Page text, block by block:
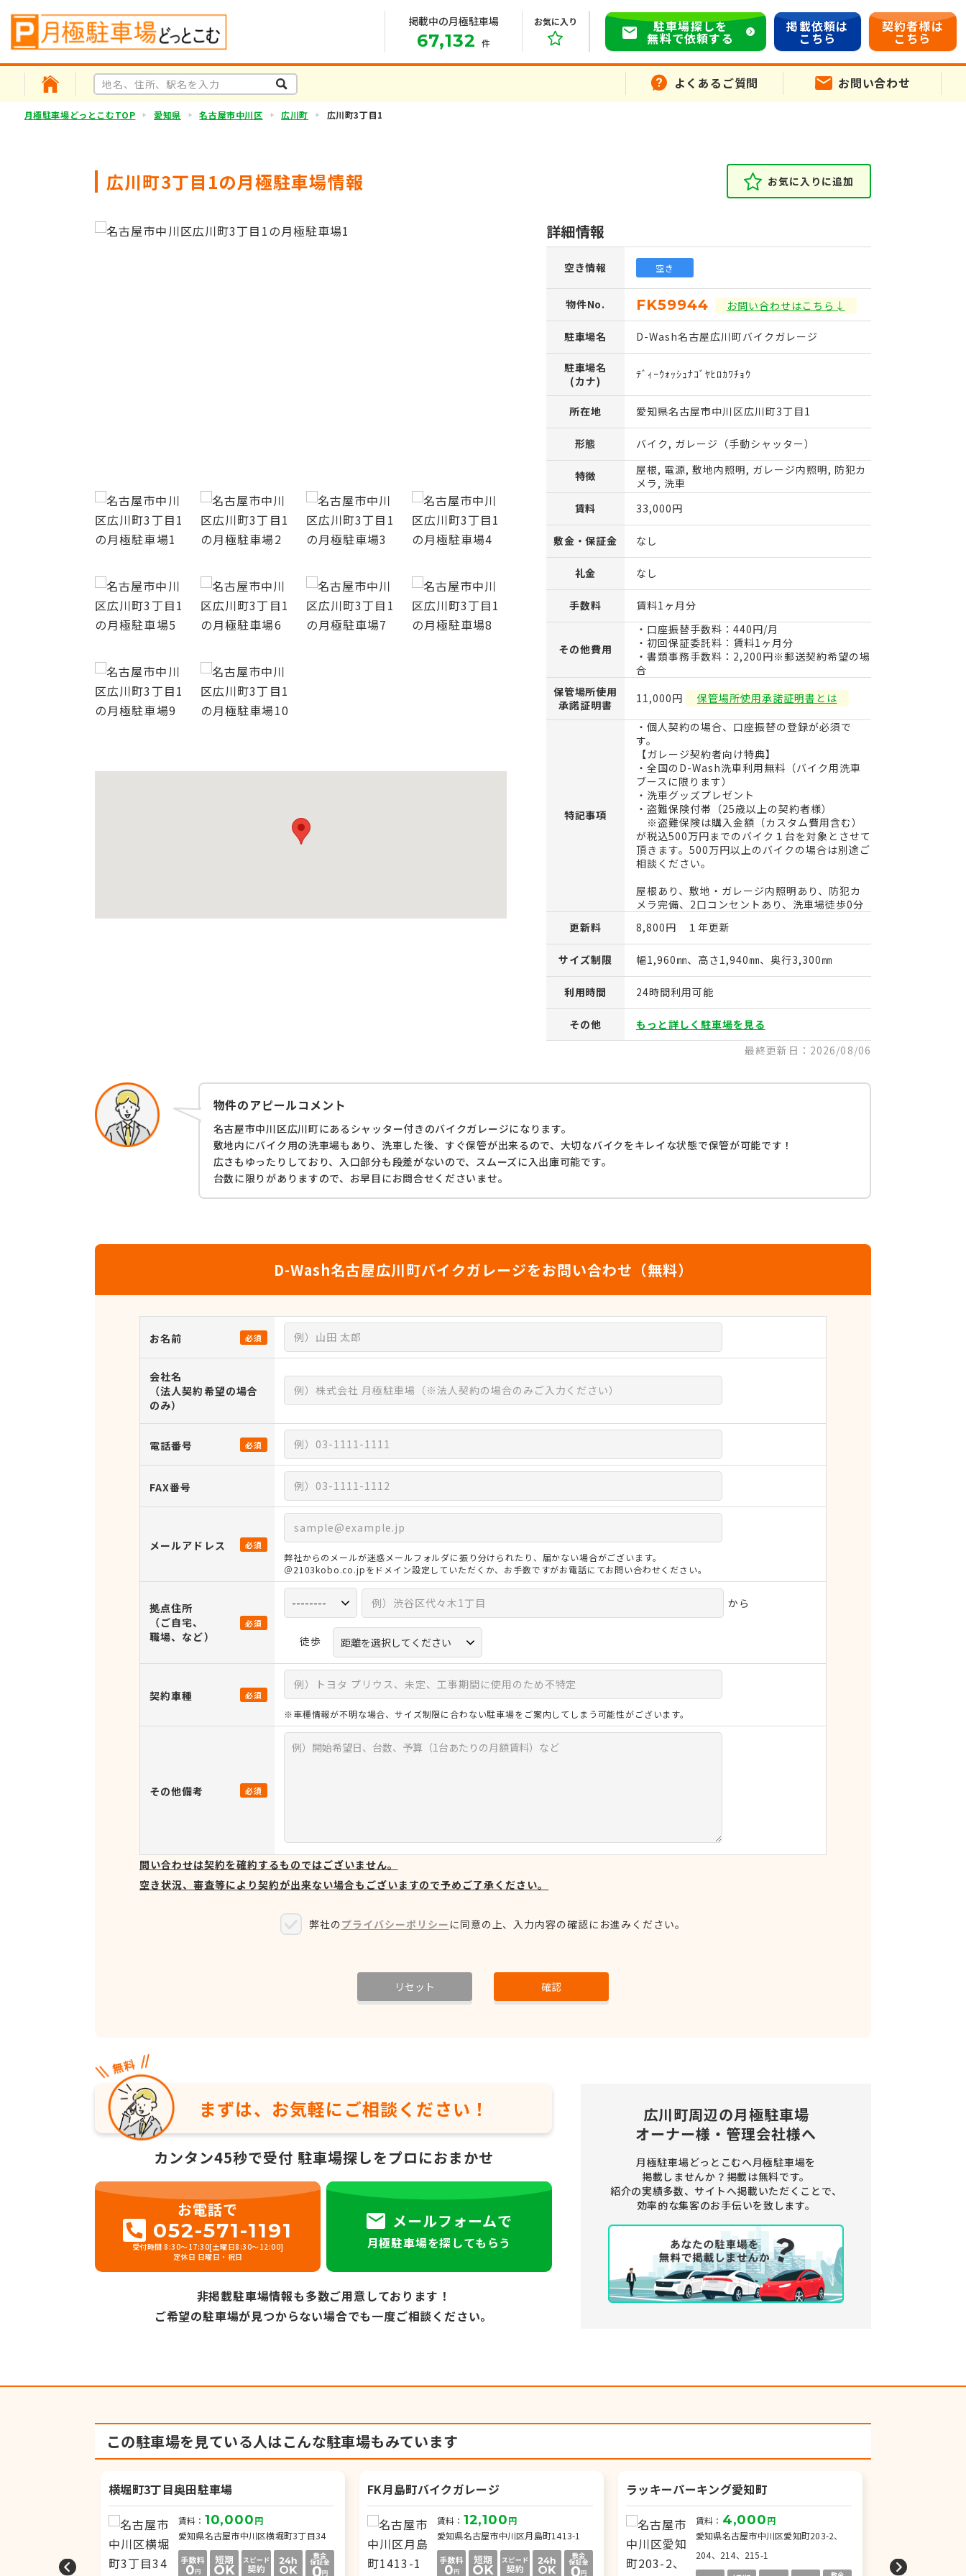
掲載中の月極駐車場
67,132 件
お気に入り 駐車場探しを
無料で依頼する
掲載依頼は
こちら
契約者様は
こちら
よくあるご質問 お問い合わせ
月極駐車場どっとこむTOP 愛知県 名古屋市中川区 広川町 広川町3丁目1
広川町3丁目1の月極駐車場情報 お気に入りに追加
詳細情報
空き情報 空き
物件No. FK59944 お問い合わせはこちら↓
駐車場名 D-Wash名古屋広川町バイクガレージ
駐車場名
(カナ)
ﾃﾞｨｰｳｫｯｼｭﾅｺﾞﾔﾋﾛｶﾜﾁｮｳ
所在地 愛知県名古屋市中川区広川町3丁目1
形態 バイク, ガレージ（手動シャッター）
特徴
屋根, 電源, 敷地内照明, ガレージ内照明, 防犯カ
メラ, 洗車
賃料
33,000円
敷金・保証金 なし
礼金 なし
手数料 賃料1ヶ月分
その他費用
・口座振替手数料：440円/月
・初回保証委託料：賃料1ヶ月分
・書類事務手数料：2,200円※郵送契約希望の場
合
保管場所使用
承諾証明書
11,000円 保管場所使用承諾証明書とは
特記事項
・個人契約の場合、口座振替の登録が必須で
す。
【ガレージ契約者向け特典】
・全国のD-Wash洗車利用無料（バイク用洗車
ブースに限ります）
・洗車グッズプレゼント
・盗難保険付帯（25歳以上の契約者様）
※盗難保険は購入金額（カスタム費用含む）
が税込500万円までのバイク１台を対象とさせて
頂きます。500万円以上のバイクの場合は別途ご
相談ください。
屋根あり、敷地・ガレージ内照明あり、防犯カ
メラ完備、2口コンセントあり、洗車場徒歩0分
更新料
8,800円 １年更新
サイズ制限 幅1,960㎜、高さ1,940㎜、奥行3,300㎜
利用時間 24時間利用可能
その他
もっと詳しく駐車場を見る
最終更新日：2026/08/06
物件のアピールコメント
名古屋市中川区広川町にあるシャッター付きのバイクガレージになります。
敷地内にバイク用の洗車場もあり、洗車した後、すぐ保管が出来るので、大切なバイクをキレイな状態で保管が可能です！
広さもゆったりしており、入口部分も段差がないので、スムーズに入出庫可能です。
台数に限りがありますので、お早目にお問合せくださいませ。
D-Wash名古屋広川町バイクガレージをお問い合わせ（無料）
お名前 必須
会社名
（法人契約希望の場合
のみ）
電話番号 必須
FAX番号
メールアドレス 必須
弊社からのメールが迷惑メールフォルダに振り分けられたり、届かない場合がございます。
＠2103kobo.co.jpをドメイン設定していただくか、お手数ですがお電話にてお問い合わせください。
拠点住所
（ご自宅、
職場、など）
必須
から
徒歩
契約車種 必須
※車種情報が不明な場合、サイズ制限に合わない駐車場をご案内してしまう可能性がございます。
その他備考 必須
問い合わせは契約を確約するものではございません。
空き状況、審査等により契約が出来ない場合もございますので予めご了承ください。
弊社のプライバシーポリシー に同意の上、入力内容の確認にお進みください。
リセット 確認
まずは、お気軽に ご相談ください！
カンタン45秒で受付 駐車場探しをプロにおまかせ
お電話で
052-571-1191
受付時間 8:30～17:30[土曜日8:30～12:00]
定休日 日曜日・祝日
メールフォームで
月極駐車場を探してもらう
非掲載駐車場情報も多数ご用意しております！
ご希望の駐車場が見つからない場合でも一度ご相談ください。
広川町周辺の月極駐車場
オーナー様・管理会社様へ
月極駐車場どっとこむへ月極駐車場を
掲載しませんか？ 掲載は無料です。
紹介の実績多数、サイトへ掲載いただくことで、
効率的な集客のお手伝いを致します。
この駐車場を見ている人はこんな駐車場もみています
横堀町3丁目奥田駐車場
賃料： 10,000円
愛知県名古屋市中川区横堀町3丁目34
FK月島町バイクガレージ
賃料： 12,100円
愛知県名古屋市中川区月島町1413-1
ラッキーパーキング愛知町
賃料： 4,000円
愛知県名古屋市中川区愛知町203-2、
204、214、215-1